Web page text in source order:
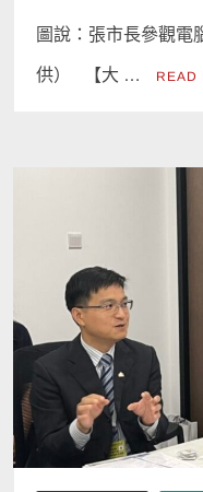
圖說：張市長參觀電
供） 【大 … READ